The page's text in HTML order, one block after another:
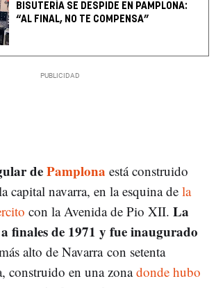
BISUTERÍA SE DESPIDE EN PAMPLONA:
“AL FINAL, NO TE COMPENSA”
dePamplona está construido
capital navarra, en la esquina de la
con la Avenida de Pio XII. La
finales de 1971 y fue inaugurado
alto de Navarra con setenta
construido en una zonadonde hubo